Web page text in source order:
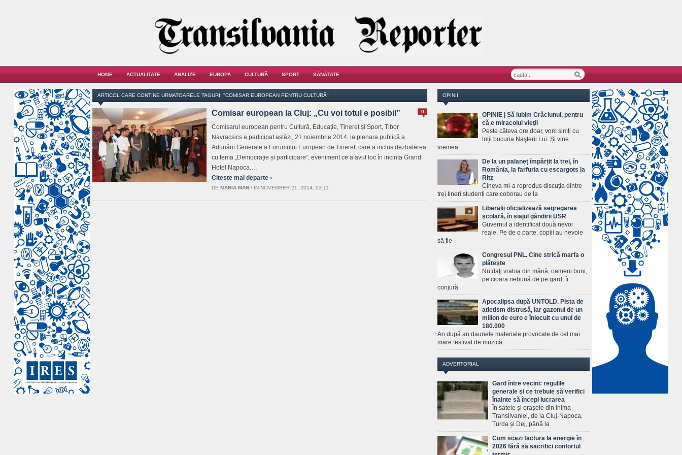
HOME ACTUALITATE ANALIZE EUROPA CULTURĂ SPORT SĂNĂTATE
ARTICOL CARE CONTINE URMATOARELE TAGURI: "COMISAR EUROPEAN PENTRU CULTURĂ"
0
Comisar european la Cluj: „Cu voi totul e posibil”
Comisarul european pentru Cultură, Educație, Tineret și Sport, Tibor
Navracsics a participat astăzi, 21 noiembrie 2014, la plenara publică a
Adunării Generale a Forumului European de Tineret, care a inclus dezbaterea
cu tema „Democrație și participare”, eveniment ce a avut loc în incinta Grand
Hotel Napoca.…
Citeste mai departe ›
DE MARIA MAN / IN NOVEMBER 21, 2014, 03:11
OPINII
OPINIE | Să iubim Crăciunul, pentru
că e miracolul vieţii
Peste câteva ore doar, vom simți cu
toții bucuria Naşterii Lui. Și vine
vremea
De la un palaneț împărțit la trei, în
România, la farfuria cu escargots la
Ritz
Cineva mi-a reprodus discuția dintre
trei tineri studenți care coborau de la
Liberalii oficializează segregarea
şcolară, în siajul gândirii USR
Guvernul a identificat două nevoi
reale. Pe de o parte, copiii au nevoie
să fie
Congresul PNL. Cine strică marfa o
plăteşte
Nu daţi vrabia din mână, oameni buni,
pe cioara nebună de pe gard, îi
conjură
Apocalipsa după UNTOLD. Pista de
atletism distrusă, iar gazonul de un
milion de euro e înlocuit cu unul de
180.000
An după an daunele materiale provocate de cel mai
mare festival de muzică
ADVERTORIAL
Gard între vecini: regulile
generale și ce trebuie să verifici
înainte să începi lucrarea
În satele și orașele din inima
Transilvaniei, de la Cluj-Napoca,
Turda și Dej, până la
Cum scazi factura la energie în
2026 fără să sacrifici confortul